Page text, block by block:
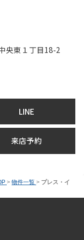
央東１丁目18-2
LINE
来店予約
> 物件一覧 > プレス・イ